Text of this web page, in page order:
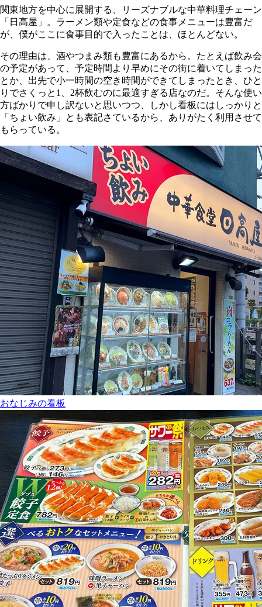
関東地方を中心に展開する、リーズナブルな中華料理チェーン
「日高屋」。ラーメン類や定食などの食事メニューは豊富だ
が、僕がここに食事目的で入ったことは、ほとんどない。
その理由は、酒やつまみ類も豊富にあるから。たとえば飲み会
の予定があって、予定時間より早めにその街に着いてしまった
とか、出先で小一時間の空き時間ができてしまったとき、ひと
りでさくっと1、2杯飲むのに最適すぎる店なのだ。そんな使い
方ばかりで申し訳ないと思いつつ、しかし看板にはしっかりと
「ちょい飲み」とも表記さているから、ありがたく利用させて
もらっている。
おなじみの看板